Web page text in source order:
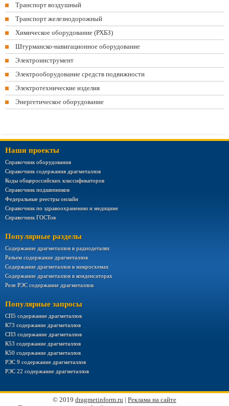
Транспорт воздушный
Транспорт железнодорожный
Химическое оборудование (РХБЗ)
Штурманско-навигационное оборудование
Электроинструмент
Электрооборудование средств подвижности
Электротехнические изделия
Энергетическое оборудование
Наши проекты
Справочник оборудования
Справочник содержания драгметаллов
Коды общероссийских классификаторов
Справочник подшипников
Федеральные реестры онлайн
Справочник по здравоохранению и медицине
Справочник ГОСТов
Популярные разделы
Содержание драгметаллов в радиодеталях
Разъем содержание драгметаллов
Содержание драгметаллов в микросхемах
Содержание драгметаллов в конденсаторах
Реле РЭС содержание драгметаллов
Популярные запросы
СП5 содержание драгметаллов
К73 содержание драгметаллов
СП3 содержание драгметаллов
К53 содержание драгметаллов
К50 содержание драгметаллов
РЭС 9 содержание драгметаллов
РЭС 22 содержание драгметаллов
© 2019 dragmetinform.ru | Реклама на сайте